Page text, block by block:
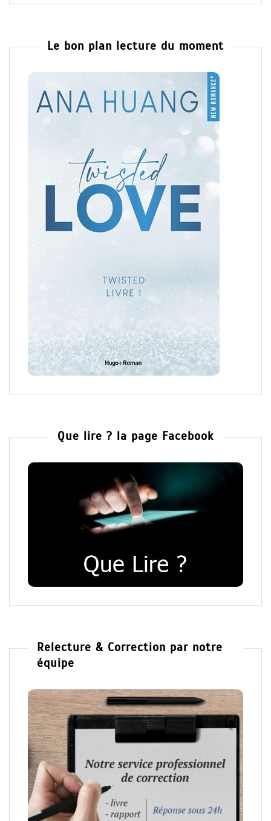
Le bon plan lecture du moment
Que lire ? la page Facebook
Relecture & Correction par notre
équipe